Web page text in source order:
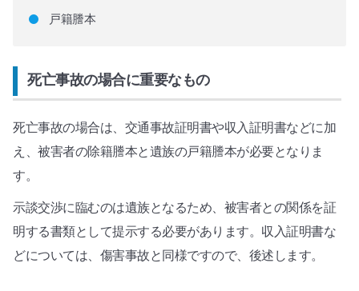
戸籍謄本
死亡事故の場合に重要なもの
死亡事故の場合は、交通事故証明書や収入証明書などに加
え、被害者の除籍謄本と遺族の戸籍謄本が必要となりま
す。
示談交渉に臨むのは遺族となるため、被害者との関係を証
明する書類として提示する必要があります。収入証明書な
どについては、傷害事故と同様ですので、後述します。